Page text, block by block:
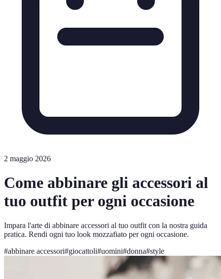
2 maggio 2026
Come abbinare gli accessori al
tuo outfit per ogni occasione
Impara l'arte di abbinare accessori al tuo outfit con la nostra guida
pratica. Rendi ogni tuo look mozzafiato per ogni occasione.
#abbinare accessori#giocattoli#uomini#donna#style